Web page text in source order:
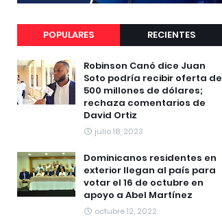
POPULARES RECIENTES
Robinson Canó dice Juan
Soto podría recibir oferta de
500 millones de dólares;
rechaza comentarios de
David Ortiz
julio 18, 2023
Dominicanos residentes en
exterior llegan al país para
votar el 16 de octubre en
apoyo a Abel Martínez
octubre 12, 2022